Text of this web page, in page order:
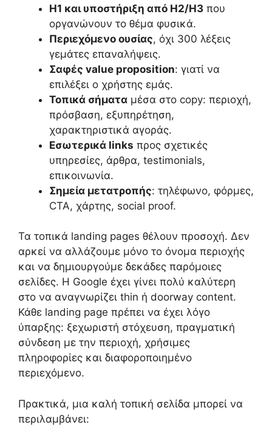
H1 και υποστήριξη από H2/H3 που
οργανώνουν το θέμα φυσικά.
Περιεχόμενο ουσίας, όχι 300 λέξεις
γεμάτες επαναλήψεις.
Σαφές value proposition: γιατί να
επιλέξει ο χρήστης εμάς.
Τοπικά σήματα μέσα στο copy: περιοχή,
πρόσβαση, εξυπηρέτηση,
χαρακτηριστικά αγοράς.
Εσωτερικά links προς σχετικές
υπηρεσίες, άρθρα, testimonials,
επικοινωνία.
Σημεία μετατροπής: τηλέφωνο, φόρμες,
CTA, χάρτης, social proof.
Τα τοπικά landing pages θέλουν προσοχή. Δεν
αρκεί να αλλάζουμε μόνο το όνομα περιοχής
και να δημιουργούμε δεκάδες παρόμοιες
σελίδες. Η Google έχει γίνει πολύ καλύτερη
στο να αναγνωρίζει thin ή doorway content.
Κάθε landing page πρέπει να έχει λόγο
ύπαρξης: ξεχωριστή στόχευση, πραγματική
σύνδεση με την περιοχή, χρήσιμες
πληροφορίες και διαφοροποιημένο
περιεχόμενο.
Πρακτικά, μια καλή τοπική σελίδα μπορεί να
περιλαμβάνει: